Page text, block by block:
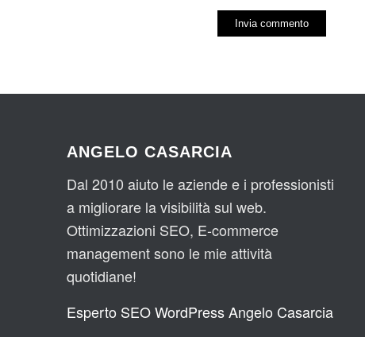
ANGELO CASARCIA
Dal 2010 aiuto le aziende e i professionisti
a migliorare la visibilità sul web.
Ottimizzazioni SEO, E-commerce
management sono le mie attività
quotidiane!
Esperto SEO WordPress Angelo Casarcia